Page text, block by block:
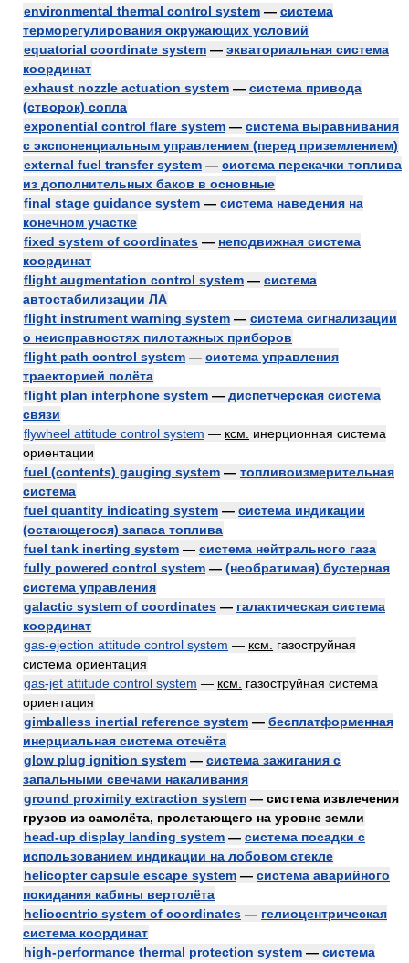
environmental thermal control system — система
терморегулирования окружающих условий
equatorial coordinate system — экваториальная система
координат
exhaust nozzle actuation system — система привода
(створок) сопла
exponential control flare system — система выравнивания
с экспоненциальным управлением (перед приземлением)
external fuel transfer system — система перекачки топлива
из дополнительных баков в основные
final stage guidance system — система наведения на
конечном участке
fixed system of coordinates — неподвижная система
координат
flight augmentation control system — система
автостабилизации ЛА
flight instrument warning system — система сигнализации
о неисправностях пилотажных приборов
flight path control system — система управления
траекторией полёта
flight plan interphone system — диспетчерская система
связи
flywheel attitude control system — ксм.
инерционная система
ориентации
fuel (contents) gauging system — топливоизмерительная
система
fuel quantity indicating system — система индикации
(остающегося) запаса топлива
fuel tank inerting system — система нейтрального газа
fully powered control system — (необратимая) бустерная
система управления
galactic system of coordinates — галактическая система
координат
gas-ejection attitude control system — ксм.
газоструйная
система ориентация
gas-jet attitude control system — ксм.
газоструйная система
ориентация
gimballess inertial reference system — бесплатформенная
инерциальная система отсчёта
glow plug ignition system — система зажигания с
запальными свечами накаливания
ground proximity extraction system — система извлечения
грузов из самолёта, пролетающего на уровне земли
head-up display landing system — система посадки с
использованием индикации на лобовом стекле
helicopter capsule escape system — система аварийного
покидания кабины вертолёта
heliocentric system of coordinates — гелиоцентрическая
система координат
high-performance thermal protection system — система